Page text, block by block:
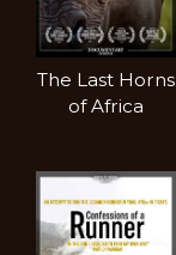
The Last Horns
of Africa